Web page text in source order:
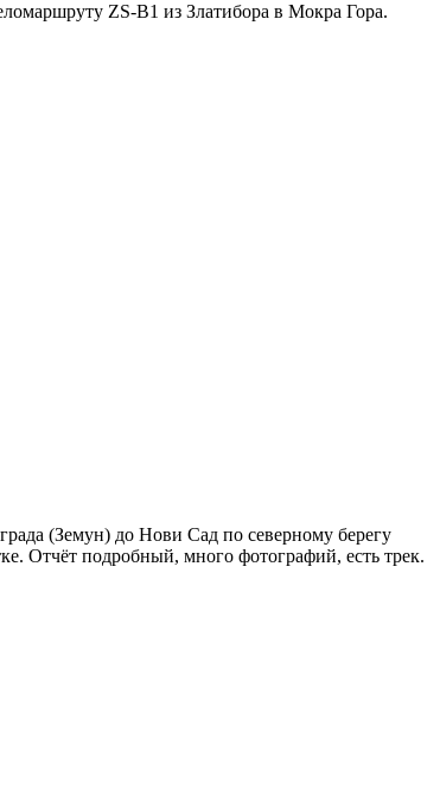
ZS-B1 из Златибора в Мокра Гора.
(Земун) до Нови Сад по северному берегу
Отчёт подробный, много фотографий, есть трек.